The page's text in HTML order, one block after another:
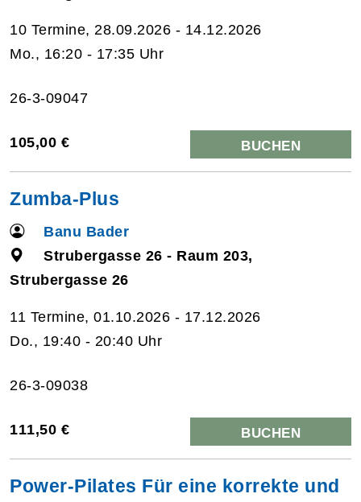
10 Termine, 28.09.2026 - 14.12.2026
Mo., 16:20 - 17:35 Uhr
26-3-09047
105,00 € BUCHEN
Zumba-Plus
Banu Bader
Strubergasse 26 - Raum 203,
Strubergasse 26
11 Termine, 01.10.2026 - 17.12.2026
Do., 19:40 - 20:40 Uhr
26-3-09038
111,50 € BUCHEN
Power-Pilates Für eine korrekte und